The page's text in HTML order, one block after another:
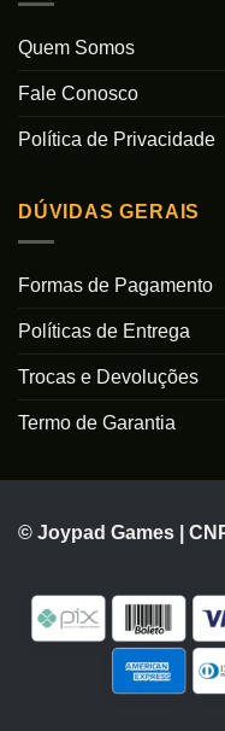
Quem Somos
Fale Conosco
Política de Privacidade
DÚVIDAS GERAIS
Formas de Pagamento
Políticas de Entrega
Trocas e Devoluções
Termo de Garantia
© Joypad Games |